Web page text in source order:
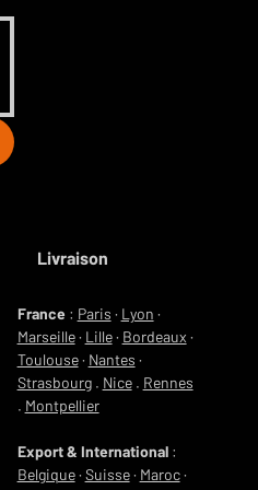
Livraison
France: Paris · Lyon ·
Marseille· Lille· Bordeaux ·
Toulouse· Nantes ·
Strasbourg. Nice. Rennes
. Montpellier
Export & International :
Belgique· Suisse· Maroc·